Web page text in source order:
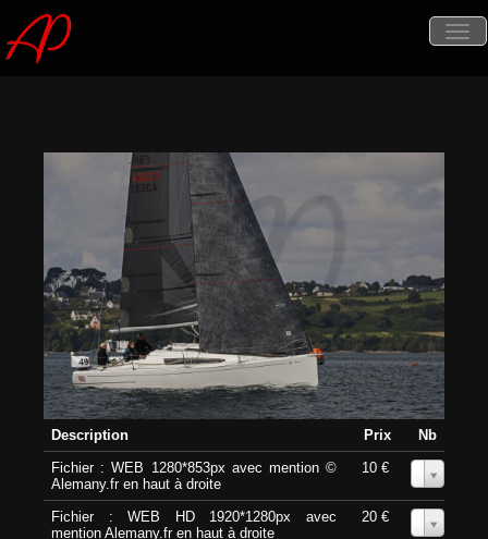
Description Prix
Nb
Fichier : WEB 1280*853px avec mention ©
Alemany.fr en haut à droite
10 €
Fichier : WEB HD 1920*1280px avec
mention Alemany.fr en haut à droite
20 €